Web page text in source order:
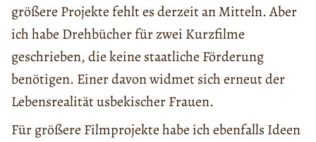
größere Projekte fehlt es derzeit an Mitteln. Aber
ich habe Drehbücher für zwei Kurzfilme
geschrieben, die keine staatliche Förderung
benötigen. Einer davon widmet sich erneut der
Lebensrealität usbekischer Frauen.
Für größere Filmprojekte habe ich ebenfalls Ideen